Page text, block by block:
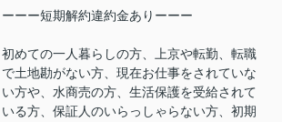
ーーー短期解約違約金ありーーー
初めての一人暮らしの方、上京や転勤、転職
で土地勘がない方、現在お仕事をされていな
い方や、水商売の方、生活保護を受給されて
いる方、保証人のいらっしゃらない方、初期